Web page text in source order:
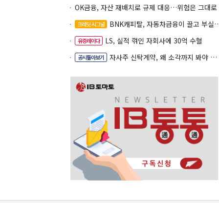
OK금융, 자산 재배치로 규제 대응…위험은 그대로
크레딧 시그널 BNK캐피탈, 자동차금융이 끌고 부실여신이 발목
유증레이다 LS, 실적 꺾인 자회사에 30억 수혈
공시톺아보기 자사주 신탁계약, 왜 소각까지 봐야 할까